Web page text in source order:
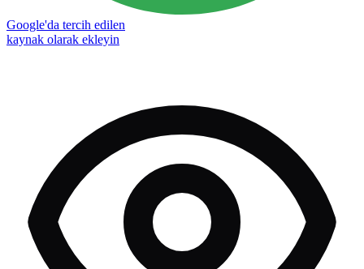
Google'da tercih edilen
kaynak olarak ekleyin